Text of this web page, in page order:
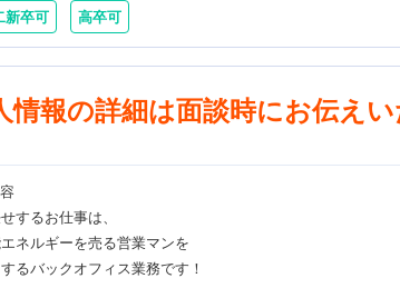
新卒可 高卒可
報の詳細は面談時にお伝え
するお仕事は、
ネルギーを売る営業マンを
るバックオフィス業務です！